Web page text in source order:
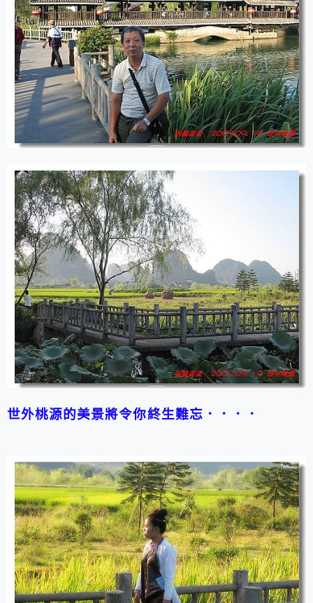
世外桃源的美景將令你終生難忘．．．．